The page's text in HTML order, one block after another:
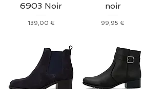
6903 Noir
Prix
139,00 €
noir
Prix
99,95 €